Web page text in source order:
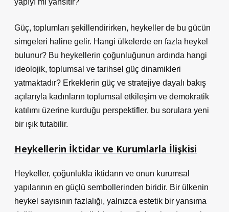
yapıyı mı yansıtır?
Güç, toplumları şekillendirirken, heykeller de bu gücün
simgeleri haline gelir. Hangi ülkelerde en fazla heykel
bulunur? Bu heykellerin çoğunluğunun ardında hangi
ideolojik, toplumsal ve tarihsel güç dinamikleri
yatmaktadır? Erkeklerin güç ve stratejiye dayalı bakış
açılarıyla kadınların toplumsal etkileşim ve demokratik
katılımı üzerine kurduğu perspektifler, bu sorulara yeni
bir ışık tutabilir.
Heykellerin İktidar ve Kurumlarla İlişkisi
Heykeller, çoğunlukla iktidarın ve onun kurumsal
yapılarının en güçlü sembollerinden biridir. Bir ülkenin
heykel sayısının fazlalığı, yalnızca estetik bir yansıma